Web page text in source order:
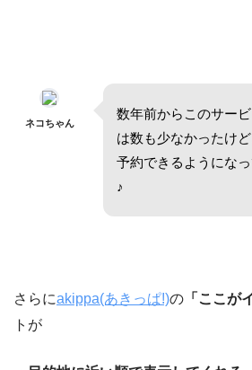
ネコちゃん
数年前からこのサー
は数も少なかったけ
予約できるようにな
♪
さらにakippa(あきっぱ!)の 「ここが
トが